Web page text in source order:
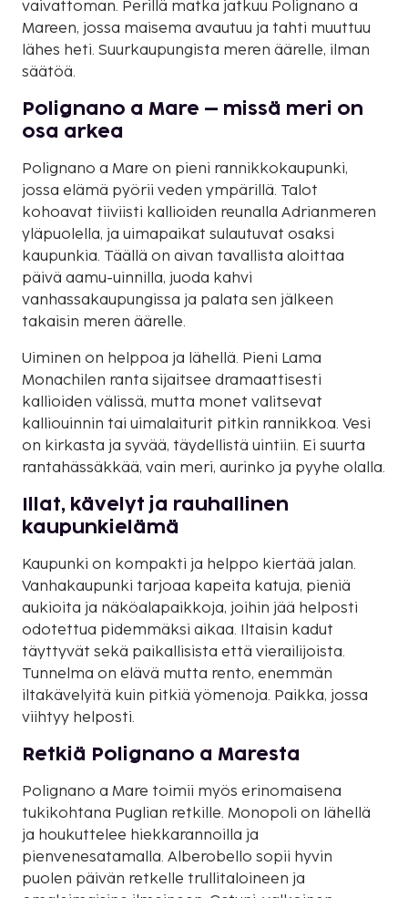
vaivattoman. Perillä matka jatkuu Polignano a
Mareen, jossa maisema avautuu ja tahti muuttuu
lähes heti. Suurkaupungista meren äärelle, ilman
säätöä.
Polignano a Mare – missä meri on
osa arkea
Polignano a Mare on pieni rannikkokaupunki,
jossa elämä pyörii veden ympärillä. Talot
kohoavat tiiviisti kallioiden reunalla Adrianmeren
yläpuolella, ja uimapaikat sulautuvat osaksi
kaupunkia. Täällä on aivan tavallista aloittaa
päivä aamu-uinnilla, juoda kahvi
vanhassakaupungissa ja palata sen jälkeen
takaisin meren äärelle.
Uiminen on helppoa ja lähellä. Pieni Lama
Monachilen ranta sijaitsee dramaattisesti
kallioiden välissä, mutta monet valitsevat
kalliouinnin tai uimalaiturit pitkin rannikkoa. Vesi
on kirkasta ja syvää, täydellistä uintiin. Ei suurta
rantahässäkkää, vain meri, aurinko ja pyyhe olalla.
Illat, kävelyt ja rauhallinen
kaupunkielämä
Kaupunki on kompakti ja helppo kiertää jalan.
Vanhakaupunki tarjoaa kapeita katuja, pieniä
aukioita ja näköalapaikkoja, joihin jää helposti
odotettua pidemmäksi aikaa. Iltaisin kadut
täyttyvät sekä paikallisista että vierailijoista.
Tunnelma on elävä mutta rento, enemmän
iltakävelyitä kuin pitkiä yömenoja. Paikka, jossa
viihtyy helposti.
Retkiä Polignano a Maresta
Polignano a Mare toimii myös erinomaisena
tukikohtana Puglian retkille. Monopoli on lähellä
ja houkuttelee hiekkarannoilla ja
pienvenesatamalla. Alberobello sopii hyvin
puolen päivän retkelle trullitaloineen ja